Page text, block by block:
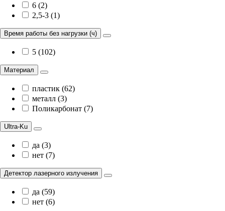
6 (2)
2,5-3 (1)
Время работы без нагрузки (ч)
5 (102)
Материал
пластик (62)
металл (3)
Поликарбонат (7)
Ultra-Ku
да (3)
нет (7)
Детектор лазерного излучения
да (59)
нет (6)